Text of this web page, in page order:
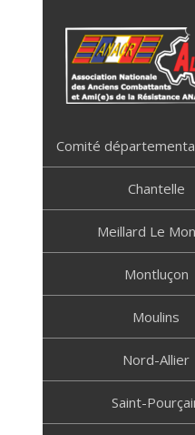
Comité
Chantelle
Meillard Le
Montluçon
Moulins
Nord-Allier
Saint-